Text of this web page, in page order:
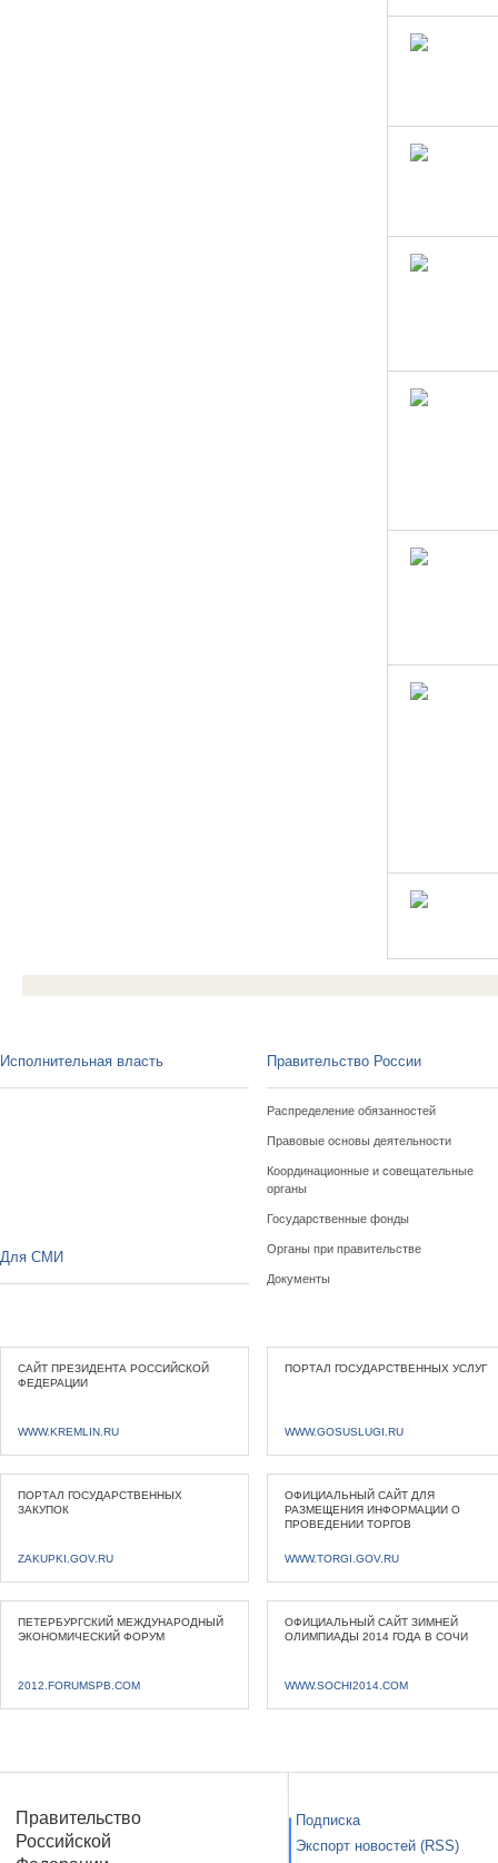
Исполнительная власть Правительство России
Распределение обязанностей
Правовые основы деятельности
Координационные и совещательные
органы
Государственные фонды
Органы при правительстве
Документы
Для СМИ
САЙТ ПРЕЗИДЕНТА РОССИЙСКОЙ
ФЕДЕРАЦИИ
WWW.KREMLIN.RU
ПОРТАЛ ГОСУДАРСТВЕННЫХ УСЛУГ
WWW.GOSUSLUGI.RU
ПОРТАЛ ГОСУДАРСТВЕННЫХ
ЗАКУПОК
ZAKUPKI.GOV.RU
ОФИЦИАЛЬНЫЙ САЙТ ДЛЯ
РАЗМЕЩЕНИЯ ИНФОРМАЦИИ О
ПРОВЕДЕНИИ ТОРГОВ
WWW.TORGI.GOV.RU
ПЕТЕРБУРГСКИЙ МЕЖДУНАРОДНЫЙ
ЭКОНОМИЧЕСКИЙ ФОРУМ
2012.FORUMSPB.COM
ОФИЦИАЛЬНЫЙ САЙТ ЗИМНЕЙ
ОЛИМПИАДЫ 2014 ГОДА В СОЧИ
WWW.SOCHI2014.COM
Правительство
Российской
Подписка
Экспорт новостей (RSS)